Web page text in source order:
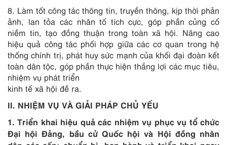
8. Làm tốt công tác thông tin, truyền thông, kịp thời phản
ảnh, lan tỏa các nhân tố tích cực, góp phần củng cố
niềm tin, tạo đồng thuận trong toàn xã hội. Nâng cao
hiệu quả công tác phối hợp giữa các cơ quan trong hệ
thống chính trị, phát huy sức mạnh của khối đại đoàn kết
toàn dân tộc, góp phần thực hiện thắng lợi các mục tiêu,
nhiệm vụ phát triển
kinh tế xã hội đề ra.
II. NHIỆM VỤ VÀ GIẢI PHÁP CHỦ YẾU
1. Triển khai hiệu quả các nhiệm vụ phục vụ tổ chức
Đại hội Đảng, bầu cử Quốc hội và Hội đồng nhân